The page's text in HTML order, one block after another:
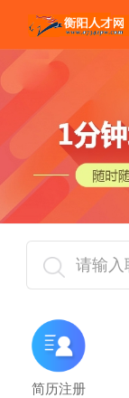
请输入
简历注册